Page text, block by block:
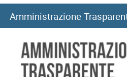
Collegi di merito, al via i rinnovi
Long Term Care e Home Care
06/08/2026
Amministrazione